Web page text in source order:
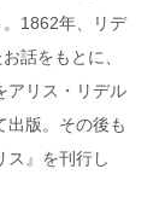
1862年、リデ
話をもとに、
アリス・リデル
出版。その後も
ス』を刊行し